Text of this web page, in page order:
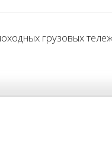
грузовых